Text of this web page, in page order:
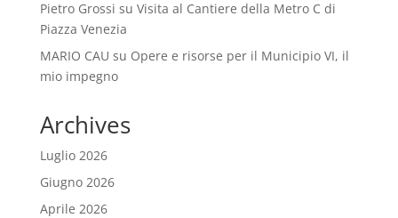
Pietro Grossi su Visita al Cantiere della Metro C di
Piazza Venezia
MARIO CAU su Opere e risorse per il Municipio VI, il
mio impegno
Archives
Luglio 2026
Giugno 2026
Aprile 2026